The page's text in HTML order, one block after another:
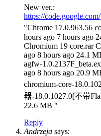
New ver.:
https://
"Chrome 17.0.963.56
hours ago 7 hours ago
Chromium 19 core.rar
ago 8 hours ago 24.1
agfw-
ago 8 hours ago 20.9
chromium-core-
器-18.0.1027.0[不带
22.6 MB "
Reply
Andrzeja says: